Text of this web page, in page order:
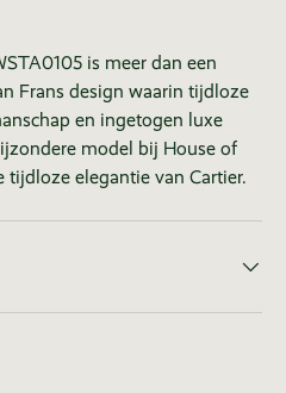
is meer dan een
Frans design waarin tijdloze
en ingetogen luxe
model bij House of
tijdloze elegantie van Cartier.